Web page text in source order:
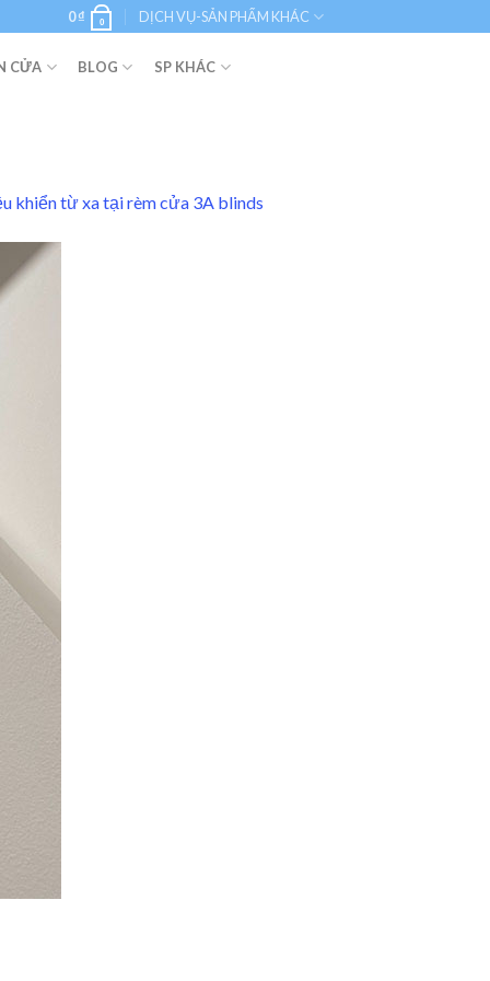
0₫ 0 DỊCH VỤ-SẢN PHẨM KHÁC
CỬA BLOG SP KHÁC
khiển từ xa tại rèm cửa 3A blinds